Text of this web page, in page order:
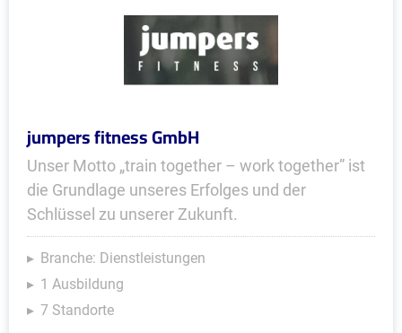
jumpers fitness GmbH
Unser Motto „train together – work together” ist
die Grundlage unseres Erfolges und der
Schlüssel zu unserer Zukunft.
Branche: Dienstleistungen
1 Ausbildung
7 Standorte